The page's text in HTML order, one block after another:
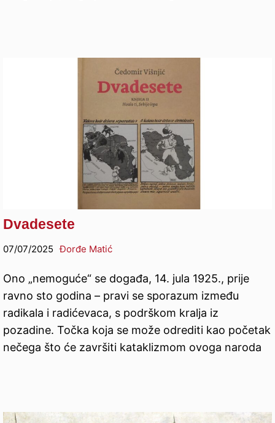
Dvadesete
07/07/2025 Đorđe Matić
Ono „nemoguće“ se događa, 14. jula 1925., prije
ravno sto godina – pravi se sporazum između
radikala i radićevaca, s podrškom kralja iz
pozadine. Točka koja se može odrediti kao početak
nečega što će završiti kataklizmom ovoga naroda